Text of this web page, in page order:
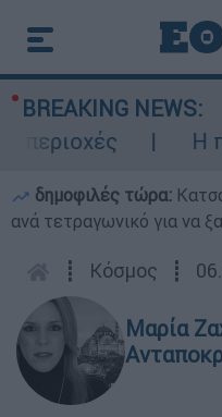
BREAKING NEWS:
Η
δημοφιλές τώρα:
ανά τετραγωνικό για να
┋ Κόσμος ┋
Μαρία